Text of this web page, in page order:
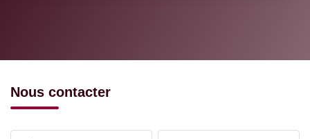
Nous contacter